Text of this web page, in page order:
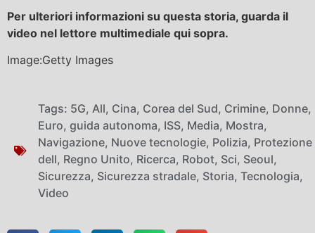
Per ulteriori informazioni su questa storia, guarda il
video nel lettore multimediale qui sopra.
Image:Getty Images
Tags: 5G, All, Cina, Corea del Sud, Crimine, Donne,
Euro, guida autonoma, ISS, Media, Mostra,
Navigazione, Nuove tecnologie, Polizia, Protezione
dell, Regno Unito, Ricerca, Robot, Sci, Seoul,
Sicurezza, Sicurezza stradale, Storia, Tecnologia,
Video